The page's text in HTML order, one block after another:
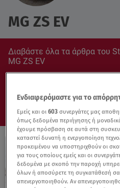
MG ZS EV
Διαβάστε όλα τα άρθρα του
MG ZS EV
Ενδιαφερόμαστε για το
Εμείς και οι603 συνεργάτες μας
όπως δεδομένα περιήγησης ή
έχουμε πρόσβαση σε αυτά στη
καταστεί δυνατή η ενεργοποίηση
προκειμένου να υποστηριχθούν οι
για τους οποίους εμείς και οι
δεδομένα με σκοπό την παροχή
όλων ή αποσύρετε τη συγκατάθεσή
απενεργοποιηθούν. Αν